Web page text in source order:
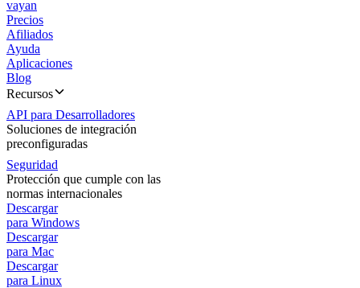
vayan
Precios
Afiliados
Ayuda
Aplicaciones
Blog
Recursos
API para Desarrolladores
Soluciones de integración
preconfiguradas
Seguridad
Protección que cumple con las
normas internacionales
Descargar
para Windows
Descargar
para Mac
Descargar
para Linux